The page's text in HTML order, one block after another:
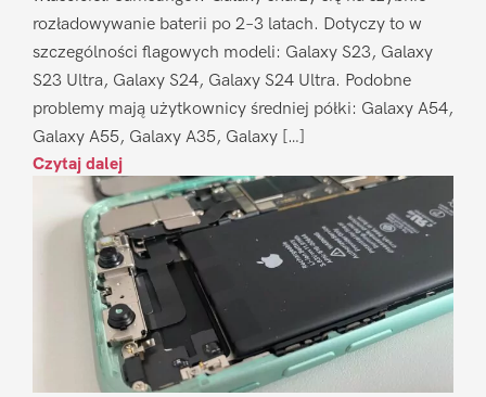
rozładowywanie baterii po 2–3 latach. Dotyczy to w
szczególności flagowych modeli: Galaxy S23, Galaxy
S23 Ultra, Galaxy S24, Galaxy S24 Ultra. Podobne
problemy mają użytkownicy średniej półki: Galaxy A54,
Galaxy A55, Galaxy A35, Galaxy […]
Czytaj dalej